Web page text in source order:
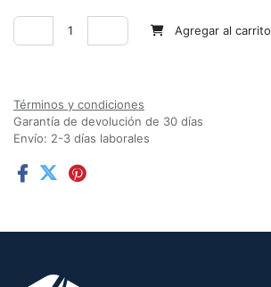
Agregar al carrito
Términos y condiciones
Garantía de devolución de 30 días
Envío: 2-3 días laborales